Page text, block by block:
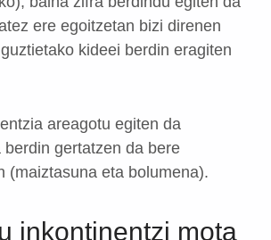
ere egoitzetan bizi direnen
kideei berdin eragiten
areagotu egiten da
gertatzen da bere
(maiztasuna eta bolumena).
inkontinentzi mota